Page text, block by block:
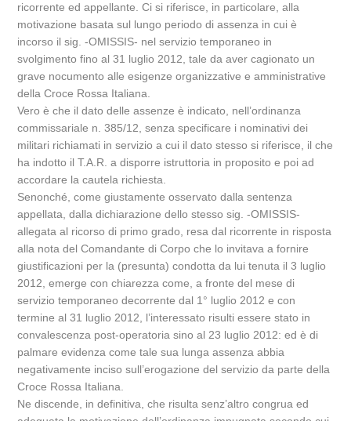
ricorrente ed appellante. Ci si riferisce, in particolare, alla
motivazione basata sul lungo periodo di assenza in cui è
incorso il sig. -OMISSIS- nel servizio temporaneo in
svolgimento fino al 31 luglio 2012, tale da aver cagionato un
grave nocumento alle esigenze organizzative e amministrative
della Croce Rossa Italiana.
Vero è che il dato delle assenze è indicato, nell’ordinanza
commissariale n. 385/12, senza specificare i nominativi dei
militari richiamati in servizio a cui il dato stesso si riferisce, il che
ha indotto il T.A.R. a disporre istruttoria in proposito e poi ad
accordare la cautela richiesta.
Senonché, come giustamente osservato dalla sentenza
appellata, dalla dichiarazione dello stesso sig. -OMISSIS-
allegata al ricorso di primo grado, resa dal ricorrente in risposta
alla nota del Comandante di Corpo che lo invitava a fornire
giustificazioni per la (presunta) condotta da lui tenuta il 3 luglio
2012, emerge con chiarezza come, a fronte del mese di
servizio temporaneo decorrente dal 1° luglio 2012 e con
termine al 31 luglio 2012, l’interessato risulti essere stato in
convalescenza post-operatoria sino al 23 luglio 2012: ed è di
palmare evidenza come tale sua lunga assenza abbia
negativamente inciso sull’erogazione del servizio da parte della
Croce Rossa Italiana.
Ne discende, in definitiva, che risulta senz’altro congrua ed